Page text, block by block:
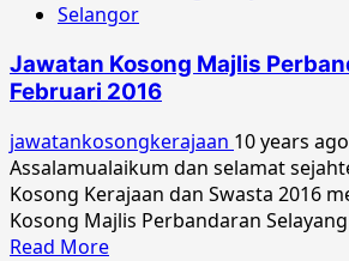
Jawatan
Universiti
Teknologi
April
2016
Selangor
Jawatan Kosong Majlis
Februari 2016
jawatankosongkerajaan 10 years ago
Assalamualaikum dan selamat
Kosong Kerajaan dan Swasta 2016
Kosong Majlis Perbandaran
Read MoreRead